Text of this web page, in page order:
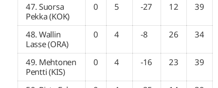
47. Suorsa
Pekka (KOK)
0 5 -27 12 39
48. Wallin
Lasse (ORA)
0 4 -8 26 34
49. Mehtonen
Pentti (KIS)
0 4 -16 23 39